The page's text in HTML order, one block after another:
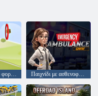
Τοποθέτηση του φορτηγού Παιχνίδι με ασθενοφόρο έκτακτης ανάγκης